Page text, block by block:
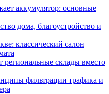
аккумулятор: основные
дома, благоустройство и
классический салон
склады вместо
фильтрации трафика и